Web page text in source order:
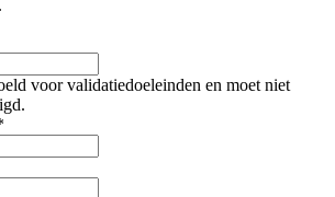
voor validatiedoeleinden en moet niet